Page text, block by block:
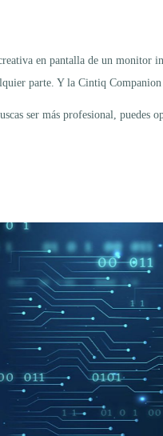
en pantalla de un
parte. Y la Cintiq
ser más profesional,